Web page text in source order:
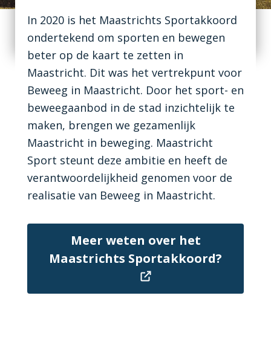
In 2020 is het Maastrichts Sportakkoord
ondertekend om sporten en bewegen
beter op de kaart te zetten in
Maastricht. Dit was het vertrekpunt voor
Beweeg in Maastricht. Door het sport- en
beweegaanbod in de stad inzichtelijk te
maken, brengen we gezamenlijk
Maastricht in beweging. Maastricht
Sport steunt deze ambitie en heeft de
verantwoordelijkheid genomen voor de
realisatie van Beweeg in Maastricht.
Meer weten over het
Maastrichts Sportakkoord?